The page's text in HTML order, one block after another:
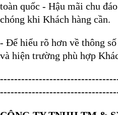
toàn quốc - Hậu mãi chu
chóng khi Khách hàng cần.
- Để hiểu rõ hơn về thông
và hiện trường phù hợp